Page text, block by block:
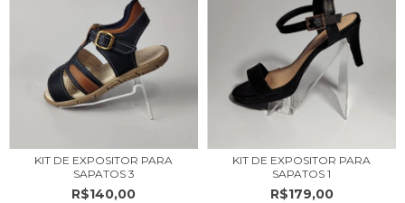
KIT DE EXPOSITOR PARA
SAPATOS 3
R$140,00
KIT DE EXPOSITOR PARA
SAPATOS 1
R$179,00